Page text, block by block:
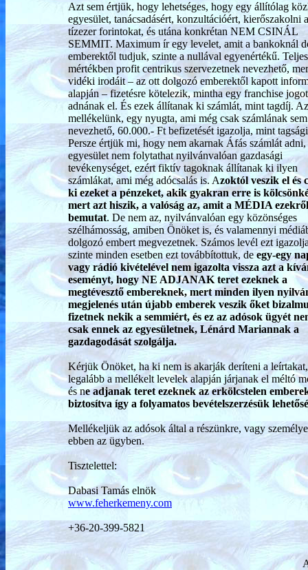
Azt sem értjük, hogy lehetséges, hogy egy állítólag
egyesület, tanácsadásért, konzultációért, kierőszakolni
tízezer forintokat, és utána konkrétan NEM CSINÁL
SEMMIT. Maximum ír egy levelet, amit a bankoknál
emberektől tudjuk, szinte a nullával egyenértékű. Teljes
mértékben profit centrikus szervezetnek nevezhető,
vidéki irodáit – az ott dolgozó emberektől kapott
alapján – fizetésre kötelezik, mintha egy franchise jogot
adnának el. És ezek állítanak ki számlát, mint tagdíj.
mellékelünk, egy nyugta, ami még csak számlának sem
nevezhető, 60.000.- Ft befizetését igazolja, mint
Persze értjük mi, hogy nem akarnak Áfás számlát adni,
egyesület nem folytathat nyilvánvalóan gazdasági
tevékenységet, ezért fiktív tagoknak állítanak ki ilyen
számlákat, ami még adócsalás is. Azoktól veszik el és
ki ezeket a pénzeket, akik gyakran erre is
mert azt hiszik, a valóság az, amit a MÉDIA ezekről
bemutat. De nem az, nyilvánvalóan egy közönséges
szélhámosság, amiben Önöket is, és valamennyi
dolgozó embert megvezetnek. Számos levél ezt
szinte minden esetben ezt továbbítottuk, deegy-egy
vagy rádió kivételével nem igazolta vissza azt a
eseményt, hogy NE ADJANAK teret ezeknek a
megtévesztő embereknek, mert minden ilyen
megjelenés után újabb emberek veszik őket
fizetnek nekik a semmiért, és ez az adósok ügyét
csak ennek az egyesületnek, Lénárd Mariannak a
gazdagodását szolgálja.
Kérjük Önöket, ha ki nem is akarják deríteni a
legalább a mellékelt levelek alapján járjanak el méltó
és ne adjanak teret ezeknek az erkölcstelen
biztosítva így a folyamatos bevételszerzésük
Mellékeljük az adósok által a részünkre, vagy
ebben az ügyben.
Tisztelettel:
Dabasi Tamás elnök
www.feherkemeny.com
+36-20-399-5821